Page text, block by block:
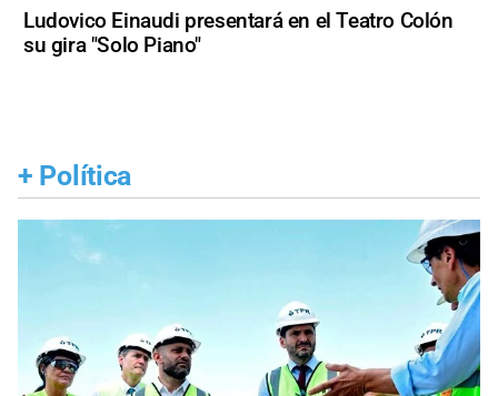
Ludovico Einaudi presentará en el Teatro Colón
su gira "Solo Piano"
+ Política